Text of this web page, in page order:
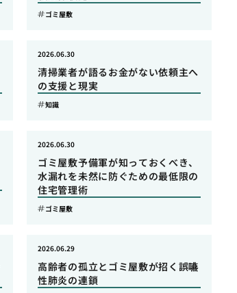
ゴミ屋敷
清掃業者が語るお金がない依頼主へ
の支援と現実
2026.06.30
知識
ゴミ屋敷予備軍が知っておくべき、
水漏れを未然に防ぐための最低限の
住宅管理術
2026.06.30
ゴミ屋敷
高齢者の孤立とゴミ屋敷が招く誤嚥
性肺炎の連鎖
2026.06.29